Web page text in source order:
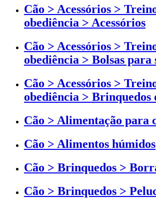
Cão > Acessórios >
obediência > Acessórios
Cão > Acessórios >
obediência > Bolsas para
Cão > Acessórios >
obediência > Brinquedos
Cão > Alimentação para
Cão > Alimentos húmidos
Cão > Brinquedos >
Cão > Brinquedos >